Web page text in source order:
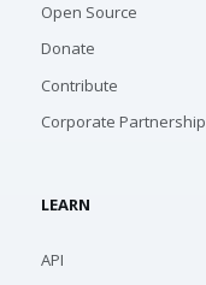
Open Source
Donate
Contribute
Corporate Partnership
LEARN
API